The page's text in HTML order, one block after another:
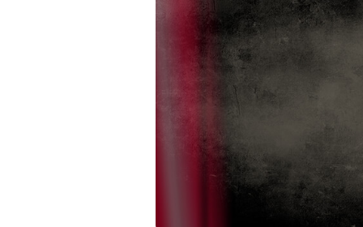
Productfoto's bewerken